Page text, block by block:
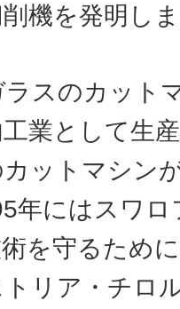
機を発明し
スのカット
業として生
ットマシン
年にはスワ
を守るため
リア・チロ